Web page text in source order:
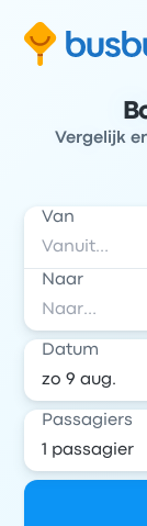
Vergelijk
Van
Naar
Datum
Passagiers